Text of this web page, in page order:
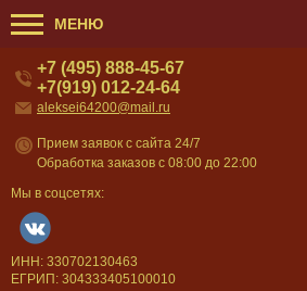
МЕНЮ
+7 (495) 888-45-67
+7(919) 012-24-64
aleksei64200@mail.ru
Прием заявок с сайта 24/7
Обработка заказов с 08:00 до 22:00
Мы в соцсетях:
ИНН: 330702130463
ЕГРИП: 304333405100010